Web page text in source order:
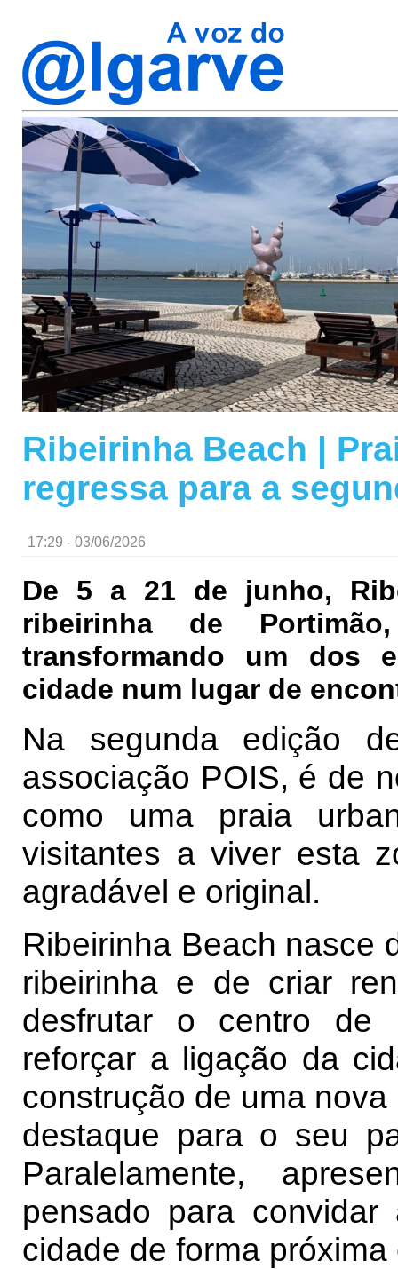
Ribeirinha Beach |
regressa para a
17:29 - 03/06/2026
De 5 a 21 de junho,
ribeirinha de
transformando um dos
cidade num lugar de
Na segunda edição
associação POIS, é de
como uma praia
visitantes a viver esta
agradável e original.
Ribeirinha Beach nasce
ribeirinha e de criar
desfrutar o centro de
reforçar a ligação da
construção de uma
destaque para o seu
Paralelamente,
pensado para
cidade de forma próxima